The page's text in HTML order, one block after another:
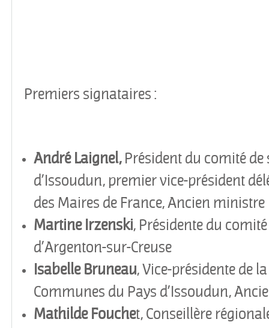
Premiers signataires :
André Laignel,Président du comité de
d’Issoudun, premier vice-président
des Maires de France, Ancien ministre
Martine Irzenski, Présidente du
d’Argenton-sur-Creuse
Isabelle Bruneau, Vice-présidente de
Communes du Pays d’Issoudun,
Mathilde Fouchet, Conseillère